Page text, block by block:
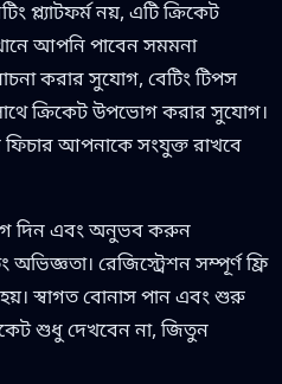
প্ল্যাটফর্ম নয়, এটি ক্রিকেট
আপনি পাবেন সমমনা
করার সুযোগ, বেটিং টিপস
ক্রিকেট উপভোগ করার সুযোগ।
আপনাকে সংযুক্ত রাখবে
দিন এবং অনুভব করুন
অভিজ্ঞতা। রেজিস্ট্রেশন সম্পূর্ণ ফ্রি
হয়। স্বাগত বোনাস পান এবং শুরু
শুধু দেখবেন না, জিতুন